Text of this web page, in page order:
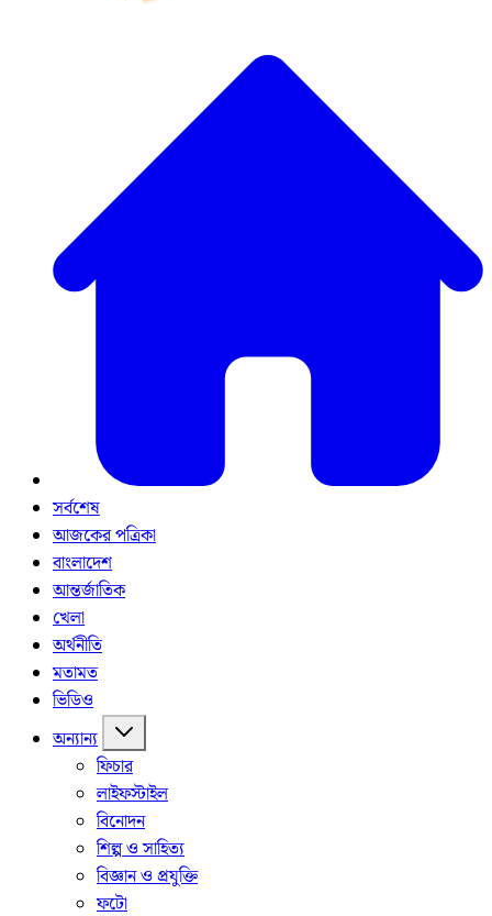
সর্বশেষ
আজকের পত্রিকা
বাংলাদেশ
আন্তর্জাতিক
খেলা
অর্থনীতি
মতামত
ভিডিও
অন্যান্য
ফিচার
লাইফস্টাইল
বিনোদন
শিল্প ও সাহিত্য
বিজ্ঞান ও প্রযুক্তি
ফটো